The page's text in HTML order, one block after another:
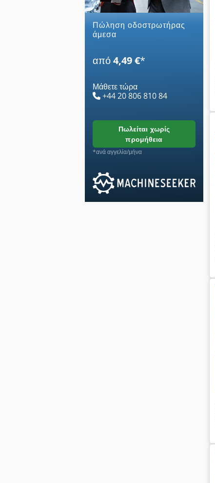
Πώληση οδοστρωτήρας
άμεσα
από4,49 €*
Μάθετε τώρα
+44 20 806 810 84
πωλείται χωρίς
προμήθεια
*ανά αγγελία/μήνα